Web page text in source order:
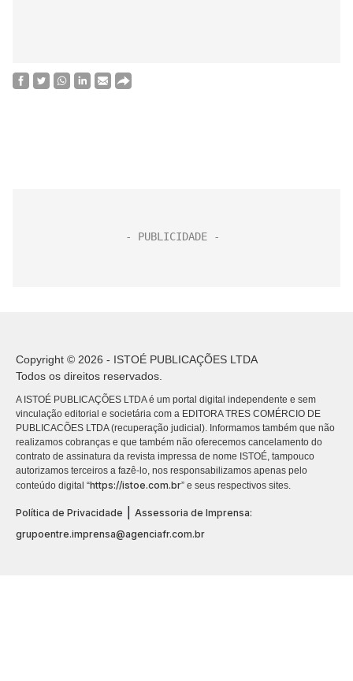
Copyright © 2026 - ISTOÉ PUBLICAÇÕES LTDA
Todos os direitos reservados.
A ISTOÉ PUBLICAÇÕES LTDA é um portal digital independente e sem
vinculação editorial e societária com a EDITORA TRES COMÉRCIO DE
PUBLICACÕES LTDA (recuperação judicial). Informamos também que não
realizamos cobranças e que também não oferecemos cancelamento do
contrato de assinatura da revista impressa de nome ISTOÉ, tampouco
autorizamos terceiros a fazê-lo, nos responsabilizamos apenas pelo
conteúdo digital “https://istoe.com.br” e seus respectivos sites.
Política de Privacidade
Assessoria de Imprensa:
grupoentre.imprensa@agenciafr.com.br